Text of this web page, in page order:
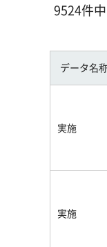
9524件
データ名
実施
実施